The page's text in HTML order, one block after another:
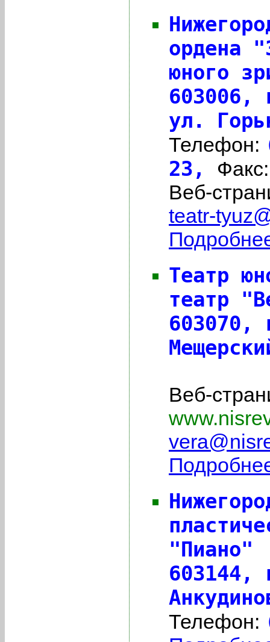
ордена
юного
603006,
ул.
Телефон:
23,
Веб-
teatr-
Театр
театр
603070,
Веб-
"Пиано"
603144,
Телефон: